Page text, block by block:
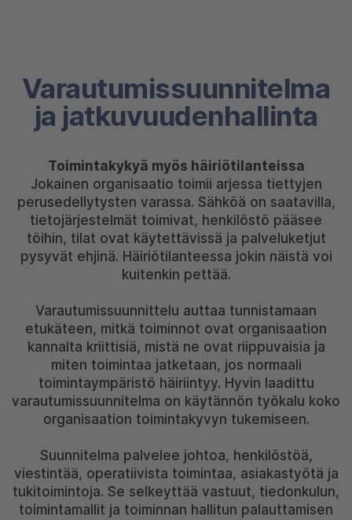
Varautumissuunnitelma
ja jatkuvuudenhallinta
Toimintakykyä myös häiriötilanteissa
Jokainen organisaatio toimii arjessa tiettyjen
perusedellytysten varassa. Sähköä on saatavilla,
tietojärjestelmät toimivat, henkilöstö pääsee
töihin, tilat ovat käytettävissä ja palveluketjut
pysyvät ehjinä. Häiriötilanteessa jokin näistä voi
kuitenkin pettää.
Varautumissuunnittelu auttaa tunnistamaan
etukäteen, mitkä toiminnot ovat organisaation
kannalta kriittisiä, mistä ne ovat riippuvaisia ja
miten toimintaa jatketaan, jos normaali
toimintaympäristö häiriintyy. Hyvin laadittu
varautumissuunnitelma on käytännön työkalu koko
organisaation toimintakyvyn tukemiseen.
Suunnitelma palvelee johtoa, henkilöstöä,
viestintää, operatiivista toimintaa, asiakastyötä ja
tukitoimintoja. Se selkeyttää vastuut, tiedonkulun,
toimintamallit ja toiminnan hallitun palauttamisen